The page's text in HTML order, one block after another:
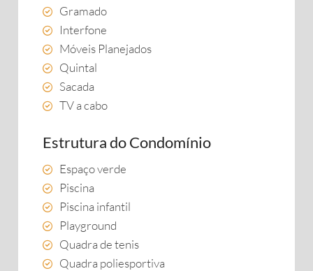
Gramado
Interfone
Móveis Planejados
Quintal
Sacada
TV a cabo
Estrutura do Condomínio
Espaço verde
Piscina
Piscina infantil
Playground
Quadra de tenis
Quadra poliesportiva